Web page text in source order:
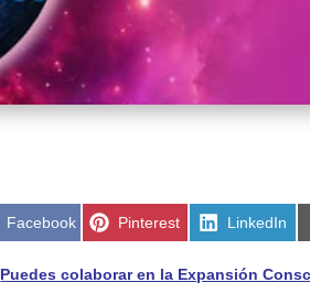
Compartir
en
Facebook
Compartir
en
Pinterest
Compartir
en
LinkedIn
Puedes colaborar en la Expansión